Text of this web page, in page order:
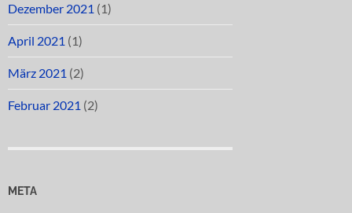
Dezember 2021 (1)
April 2021 (1)
März 2021 (2)
Februar 2021 (2)
META